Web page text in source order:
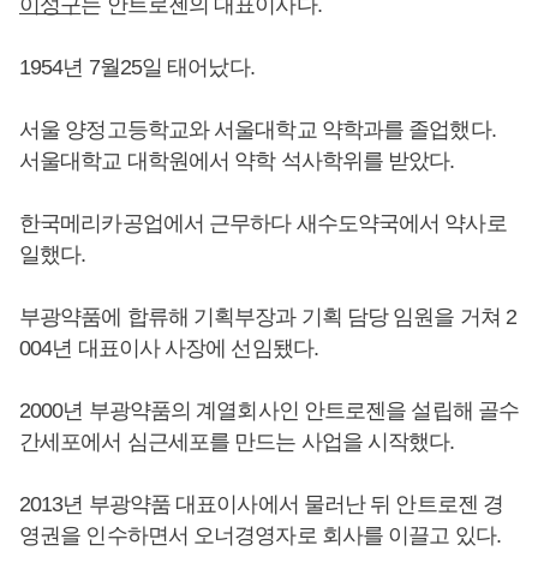
이성구는 안트로젠의 대표이사다.
1954년 7월25일 태어났다.
서울 양정고등학교와 서울대학교 약학과를 졸업했다.
서울대학교 대학원에서 약학 석사학위를 받았다.
한국메리카공업에서 근무하다 새수도약국에서 약사로
일했다.
부광약품에 합류해 기획부장과 기획 담당 임원을 거쳐 2
004년 대표이사 사장에 선임됐다.
2000년 부광약품의 계열회사인 안트로젠을 설립해 골수
간세포에서 심근세포를 만드는 사업을 시작했다.
2013년 부광약품 대표이사에서 물러난 뒤 안트로젠 경
영권을 인수하면서 오너경영자로 회사를 이끌고 있다.